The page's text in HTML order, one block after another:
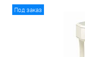
Под заказ